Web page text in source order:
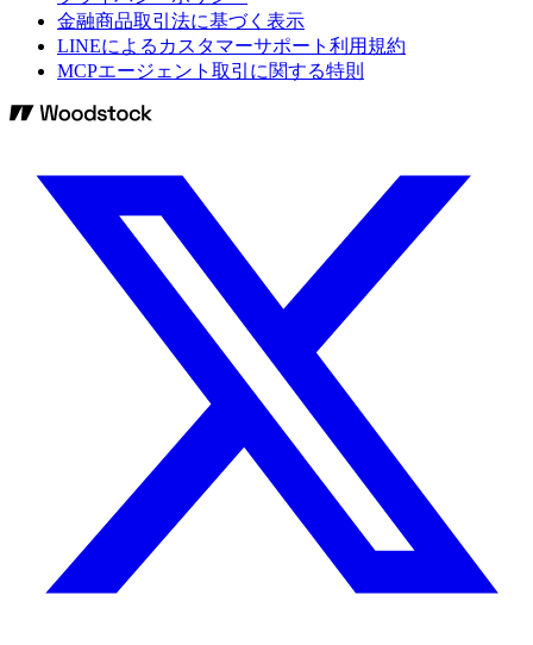
金融商品取引法に基づく表示
LINEによるカスタマーサポート利用規約
MCPエージェント取引に関する特則